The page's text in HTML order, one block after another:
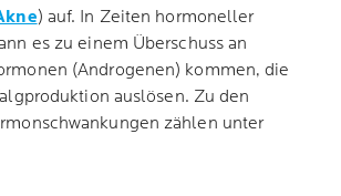
) auf. In Zeiten hormoneller
es zu einem Überschuss an
(Androgenen) kommen, die
auslösen. Zu den
zählen unter